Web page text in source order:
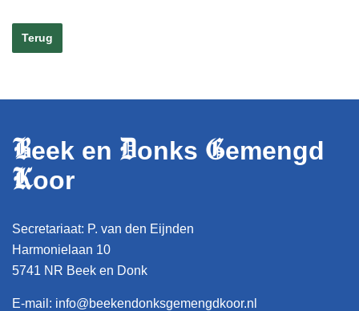
Terug
Beek en Donks Gemengd
Koor
Secretariaat: P. van den Eijnden
Harmonielaan 10
5741 NR Beek en Donk
E-mail: info@beekendonksgemengdkoor.nl